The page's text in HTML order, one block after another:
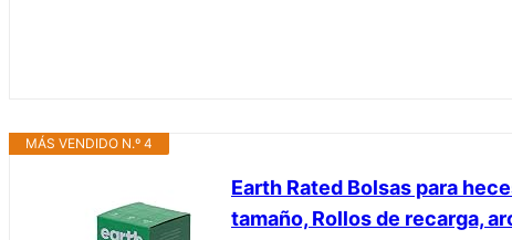
MÁS VENDIDO N.º 4
Earth Rated Bolsas para
tamaño, Rollos de recarga,